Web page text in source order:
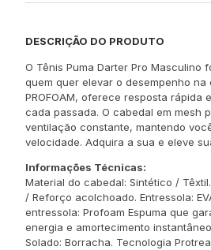
DESCRIÇÃO DO PRODUTO
O Tênis Puma Darter Pro Masculino
quem quer elevar o desempenho na
PROFOAM, oferece resposta rápida
cada passada. O cabedal em mesh
ventilação constante, mantendo
velocidade. Adquira a sua e eleve
Informações Técnicas:
Material do cabedal: Sintético /
/ Reforço acolchoado. Entressola:
entressola: Profoam Espuma que
energia e amortecimento
Solado: Borracha. Tecnologia